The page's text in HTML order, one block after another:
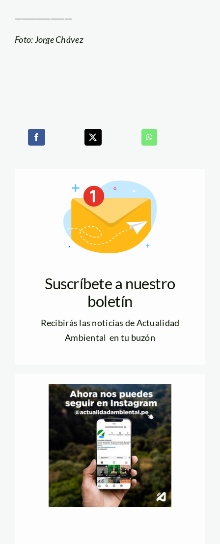
Foto: Jorge Chávez
Suscríbete a nuestro
boletín
Recibirás las noticias de Actualidad
Ambiental en tu buzón